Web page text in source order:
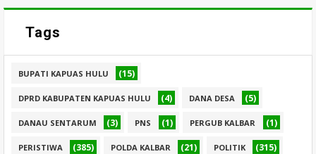
Tags
BUPATI KAPUAS HULU (15)
DPRD KABUPATEN KAPUAS HULU (4) DANA DESA (5)
DANAU SENTARUM (3) PNS (1) PERGUB KALBAR (1)
PERISTIWA (385) POLDA KALBAR (21) POLITIK (315)